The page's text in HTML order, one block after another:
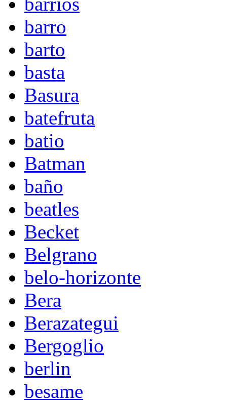
barro
barto
basta
Basura
batefruta
batio
Batman
baño
beatles
Becket
Belgrano
belo-horizonte
Bera
Berazategui
Bergoglio
berlin
besame